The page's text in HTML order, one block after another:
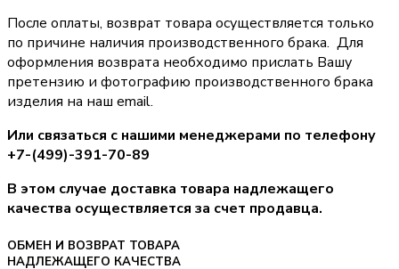
После оплаты, возврат товара осуществляется только
по причине наличия производственного брака. Для
оформления возврата необходимо прислать Вашу
претензию и фотографию производственного брака
изделия на наш email.
Или связаться с нашими менеджерами по телефону
+7-(499)-391-70-89
В этом случае доставка товара надлежащего
качества осуществляется за счет продавца.
ОБМЕН И ВОЗВРАТ ТОВАРА
НАДЛЕЖАЩЕГО КАЧЕСТВА